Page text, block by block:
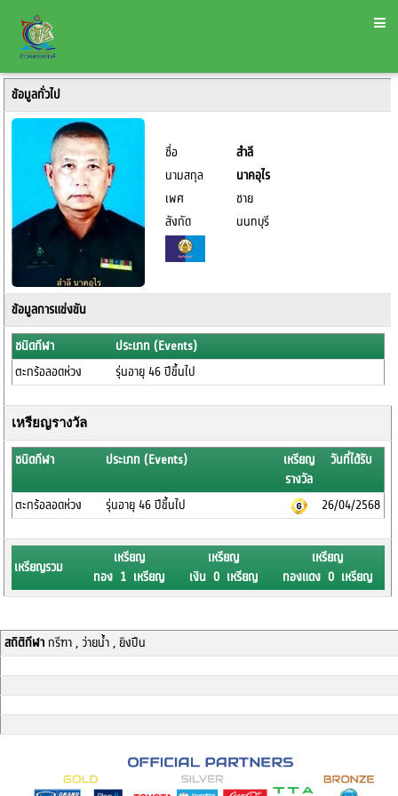
ข้อมูลทั่วไป
ชื่อ
สำลี
นามสกุล
นาคอุไร
เพศ
ชาย
สังกัด
นนทบุรี
ข้อมูลการแข่งขัน
ชนิดกีฬา
ประเภท (Events)
ตะกร้อลอดห่วง
รุ่นอายุ 46 ปีขึ้นไป
เหรียญรางวัล
ชนิดกีฬา ประเภท (Events)
เหรียญ
รางวัล
วันที่ได้รับ
ตะกร้อลอดห่วง รุ่นอายุ 46 ปีขึ้นไป 26/04/2568
เหรียญรวม
เหรียญ
ทอง 1 เหรียญ
เหรียญ
เงิน 0 เหรียญ
เหรียญ
ทองแดง 0 เหรียญ
สถิติกีฬากรีฑา , ว่ายน้ำ , ยิงปืน